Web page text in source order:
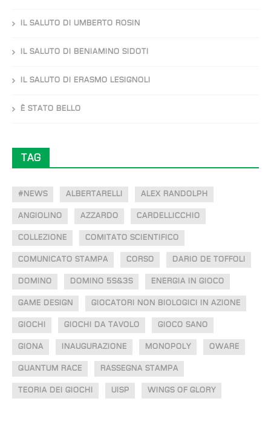
IL SALUTO DI UMBERTO ROSIN
IL SALUTO DI BENIAMINO SIDOTI
IL SALUTO DI ERASMO LESIGNOLI
È STATO BELLO
TAG
#NEWS ALBERTARELLI ALEX RANDOLPH
ANGIOLINO AZZARDO CARDELLICCHIO
COLLEZIONE COMITATO SCIENTIFICO
COMUNICATO STAMPA CORSO DARIO DE TOFFOLI
DOMINO DOMINO 5S&3S ENERGIA IN GIOCO
GAME DESIGN GIOCATORI NON BIOLOGICI IN AZIONE
GIOCHI GIOCHI DA TAVOLO GIOCO SANO
GIONA INAUGURAZIONE MONOPOLY OWARE
QUANTUM RACE RASSEGNA STAMPA
TEORIA DEI GIOCHI UISP WINGS OF GLORY